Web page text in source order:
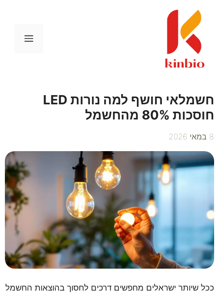
לתוכן
תפריט
חשמלאי חושף למה נורות LED
חוסכות 80% מהחשמל
8 במאי 2026
ככל שיותר ישראלים מחפשים דרכים לחסוך בהוצאות החשמל